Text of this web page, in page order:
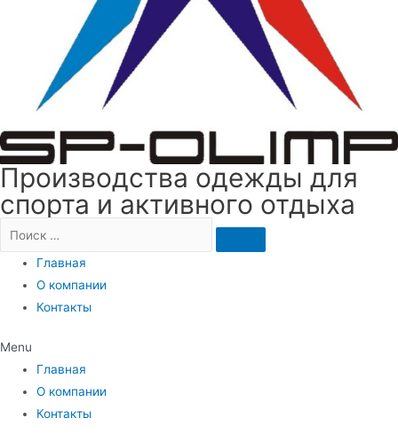
Производства одежды для
спорта и активного отдыха
Главная
О компании
Контакты
Menu
Главная
О компании
Контакты